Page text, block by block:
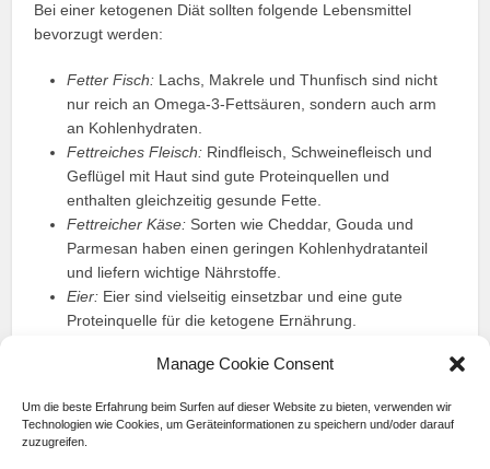
Manage Cookie Consent
Um die beste Erfahrung beim Surfen auf dieser Website zu bieten, verwenden wir
Technologien wie Cookies, um Geräteinformationen zu speichern und/oder darauf
zuzugreifen.
Bei einer ketogenen Diät sollten folgende Lebensmittel
bevorzugt werden:
Fetter Fisch: Lachs, Makrele und Thunfisch sind nicht
nur reich an Omega-3-Fettsäuren, sondern auch arm
an Kohlenhydraten.
Fettreiches Fleisch: Rindfleisch, Schweinefleisch und
Geflügel mit Haut sind gute Proteinquellen und
enthalten gleichzeitig gesunde Fette.
Fettreicher Käse: Sorten wie Cheddar, Gouda und
Parmesan haben einen geringen Kohlenhydratanteil
und liefern wichtige Nährstoffe.
Eier: Eier sind vielseitig einsetzbar und eine gute
Proteinquelle für die ketogene Ernährung.
und Leinsamen sind reich an gesunden Fetten und
Avocados:Avocados enthalten gesunde Fette und
Ballaststoffe, die lange satt machen.